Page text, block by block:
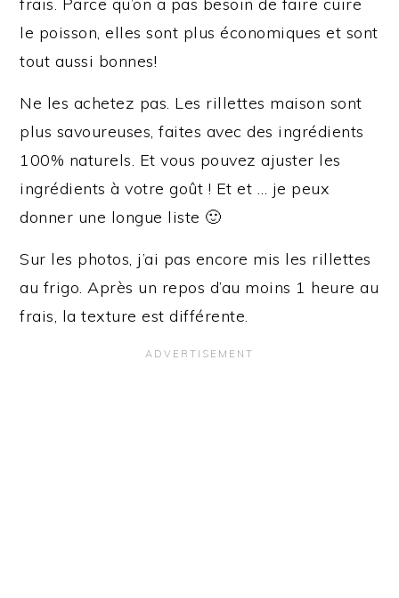
le poisson, elles sont plus économiques et sont
tout aussi bonnes!
Ne les achetez pas. Les rillettes maison sont
plus savoureuses, faites avec des ingrédients
100% naturels. Et vous pouvez ajuster les
ingrédients à votre goût ! Et et … je peux
donner une longue liste 🙂
Sur les photos, j’ai pas encore mis les rillettes
au frigo. Après un repos d’au moins 1 heure au
frais, la texture est différente.